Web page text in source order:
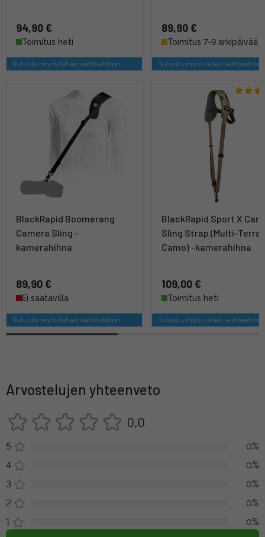
94,90 €
Toimitus heti
Tutustu myös tähän vaihtoehtoon
89,90 €
Toimitus 7-9 arkipäivää
Tutustu myös tähän
BlackRapid Boomerang
Camera Sling -
kamerahihna
89,90 €
Ei saatavilla
Tutustu myös tähän vaihtoehtoon
BlackRapid Sport X
Sling Strap (Multi-
Camo) -kamerahihna
109,00 €
Toimitus heti
Tutustu myös tähän
Arvostelujen yhteenveto
0,0
5
0%
4
0%
3
0%
2
0%
1
0%